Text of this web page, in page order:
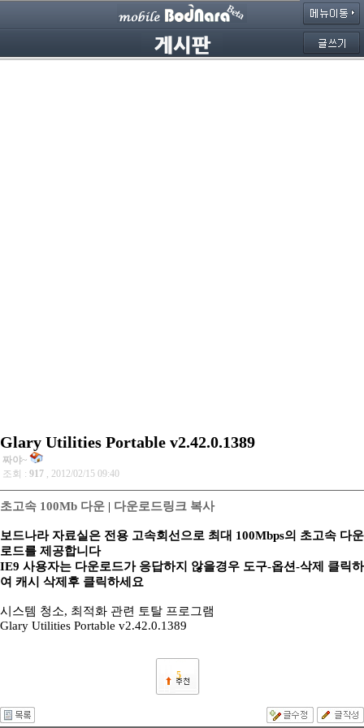
Glary Utilities Portable v2.42.0.1389
짜야~
조회 : 917 , 2012/02/15 09:40
초고속 100Mb 다운 | 다운로드링크 복사
보드나라 자료실은 전용 고속회선으로 최대 100Mbps의 초고속 다운
로드를 제공합니다
IE9 사용자는 다운로드가 응답하지 않을경우 도구-옵션-삭제 클릭하
여 캐시 삭제후 클릭하세요
시스템 청소, 최적화 관련 토탈 프로그램
Glary Utilities Portable v2.42.0.1389
5